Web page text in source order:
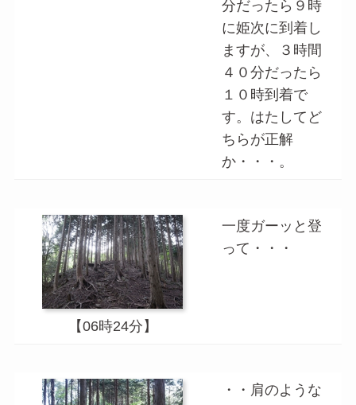
分だったら９時
に姫次に到着し
ますが、３時間
４０分だったら
１０時到着で
す。はたしてど
ちらが正解
か・・・。
【06時24分】
一度ガーッと登
って・・・
・・肩のような